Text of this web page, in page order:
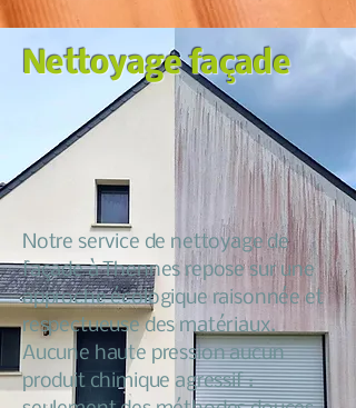
Nettoyage façade
Notre service de nettoyage de
façade à Thennes repose sur une
approche écologique raisonnée et
respectueuse des matériaux.
Aucune haute pression aucun
produit chimique agressif :